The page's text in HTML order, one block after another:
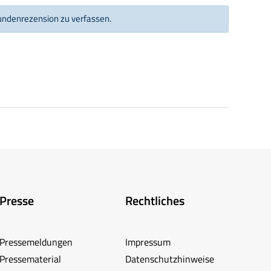
zu verfassen.
Presse
Pressemeldungen
Pressematerial
Rechtliches
Impressum
Datenschutzhinweise